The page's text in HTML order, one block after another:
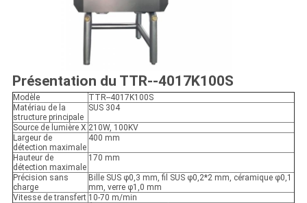
Présentation du TTR--4017K100S
Modèle
TTR--4017K100S
Matériau de la
structure principale
SUS 304
Source de lumière X 210W, 100KV
Largeur de
détection maximale
400 mm
Hauteur de
détection maximale
170 mm
Précision sans
charge
Bille SUS φ0,3 mm, fil SUS φ0,2*2 mm, céramique φ0,1
mm, verre φ1,0 mm
Vitesse de transfert 10-70 m/min